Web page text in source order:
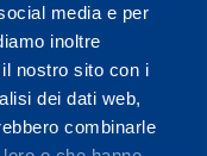
media e per
inoltre
nostro sito con i
dei dati web,
combinarle
575757 da